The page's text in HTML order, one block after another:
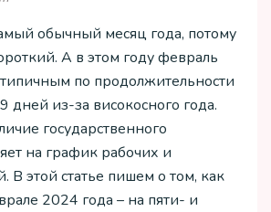
обычный месяц года, потому
А в этом году февраль
по продолжительности
дней из-за високосного года.
государственного
на график рабочих и
В этой статье пишем о том, как
2024 года – на пяти- и